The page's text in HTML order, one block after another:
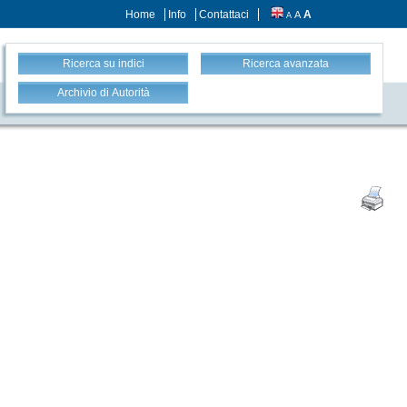
Home Info Contattaci A A A
Ricerca su indici Ricerca avanzata
Archivio di Autorità